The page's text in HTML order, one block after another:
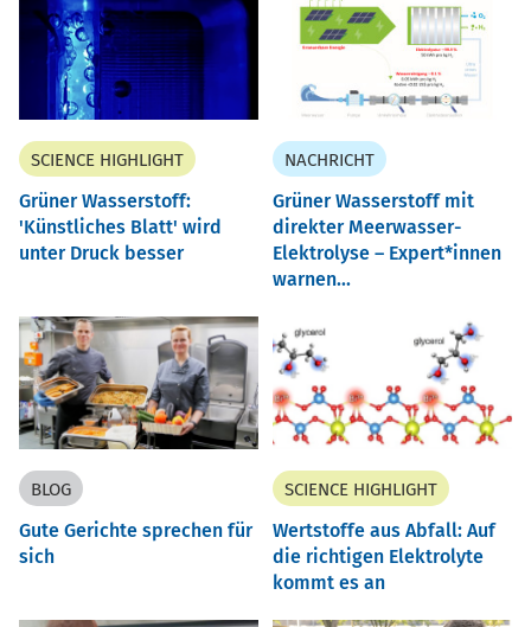
SCIENCE HIGHLIGHT
Grüner Wasserstoff:
'Künstliches Blatt' wird
unter Druck besser
NACHRICHT
Grüner Wasserstoff mit
direkter Meerwasser-
Elektrolyse – Expert*innen
warnen...
BLOG
Gute Gerichte sprechen für
sich
SCIENCE HIGHLIGHT
Wertstoffe aus Abfall: Auf
die richtigen Elektrolyte
kommt es an